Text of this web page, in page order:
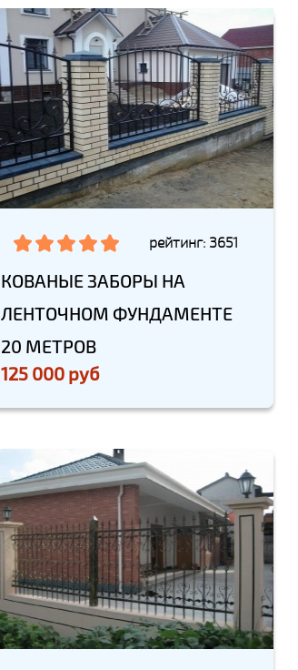
рейтинг: 3651
КОВАНЫЕ ЗАБОРЫ НА
ЛЕНТОЧНОМ ФУНДАМЕНТЕ
20 МЕТРОВ
125 000 руб